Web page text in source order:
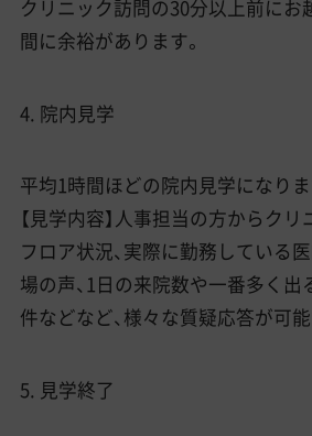
クリニック訪問の30分以上前にお
間に余裕があります。
4. 院内見学
平均1時間ほどの院内見学になりま
【見学内容】人事担当の方からク
フロア状況、実際に勤務している
場の声、1日の来院数や一番多く出
件などなど、様々な質疑応答が可能
5. 見学終了